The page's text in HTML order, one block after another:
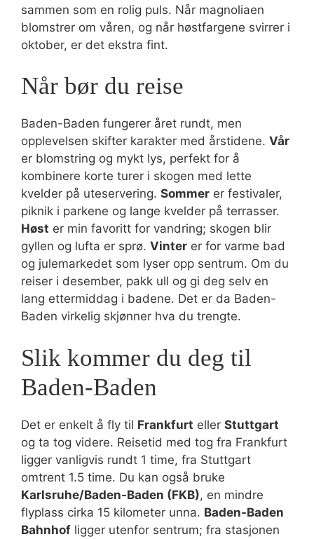
sammen som en rolig puls. Når magnoliaen
blomstrer om våren, og når høstfargene svirrer i
oktober, er det ekstra fint.
Når bør du reise
Baden-Baden fungerer året rundt, men
opplevelsen skifter karakter med årstidene. Vår
er blomstring og mykt lys, perfekt for å
kombinere korte turer i skogen med lette
kvelder på uteservering. Sommer er festivaler,
piknik i parkene og lange kvelder på terrasser.
Høst er min favoritt for vandring; skogen blir
gyllen og lufta er sprø. Vinter er for varme bad
og julemarkedet som lyser opp sentrum. Om du
reiser i desember, pakk ull og gi deg selv en
lang ettermiddag i badene. Det er da Baden-
Baden virkelig skjønner hva du trengte.
Slik kommer du deg til
Baden-Baden
Det er enkelt å fly til Frankfurt eller Stuttgart
og ta tog videre. Reisetid med tog fra Frankfurt
ligger vanligvis rundt 1 time, fra Stuttgart
omtrent 1.5 time. Du kan også bruke
Karlsruhe/Baden-Baden (FKB), en mindre
flyplass cirka 15 kilometer unna. Baden-Baden
Bahnhof ligger utenfor sentrum; fra stasjonen